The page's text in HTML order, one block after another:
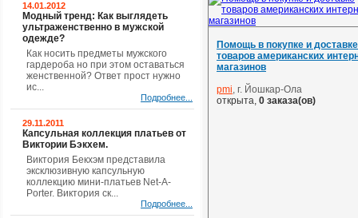
Помощь в покупке и доставке
товаров американских
магазинов
pmi, г. Йошкар-Ола
открыта, 0 заказа(ов)
14.01.2012
Модный тренд: Как выглядеть
ультраженственно в мужской
одежде?
Как носить предметы мужского
гардероба но при этом оставаться
женственной? Ответ прост нужно
ис...
Подробнее...
29.11.2011
Капсульная коллекция платьев от
Виктории Бэкхем.
Виктория Бекхэм представила
эксклюзивную капсульную
коллекцию мини-платьев Net-A-
Porter. Виктория ск...
Подробнее...